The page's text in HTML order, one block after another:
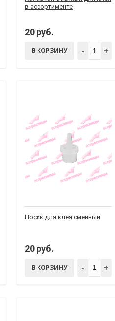
в ассортименте
20 руб.
- +
В КОРЗИНУ
Носик для клея сменный
20 руб.
- +
В КОРЗИНУ